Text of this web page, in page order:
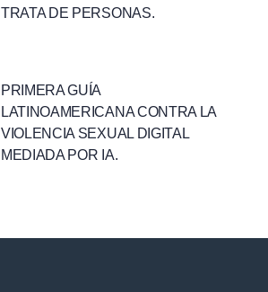
TRATA DE PERSONAS.
PRIMERA GUÍA
LATINOAMERICANA CONTRA LA
VIOLENCIA SEXUAL DIGITAL
MEDIADA POR IA.